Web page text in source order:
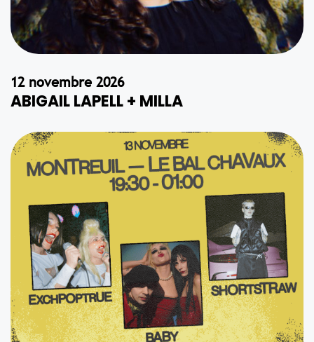
12 novembre 2026
ABIGAIL LAPELL + MILLA